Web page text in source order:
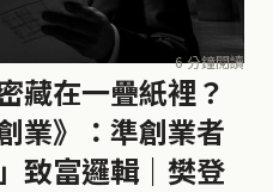
6 分鐘閱讀
藏在一疊紙裡？
業》：準創業者
致富邏輯｜樊登